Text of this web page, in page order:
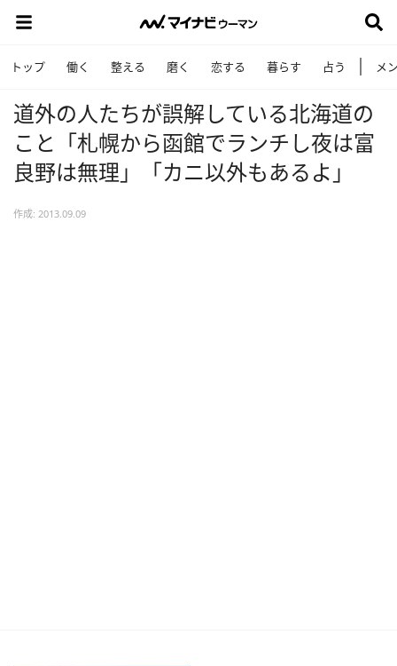
トップ 働く 整える 磨く 恋する 暮らす 占う メ
道外の人たちが誤解している北海道の
こと「札幌から函館でランチし夜は富
良野は無理」「カニ以外もあるよ」
作成: 2013.09.09